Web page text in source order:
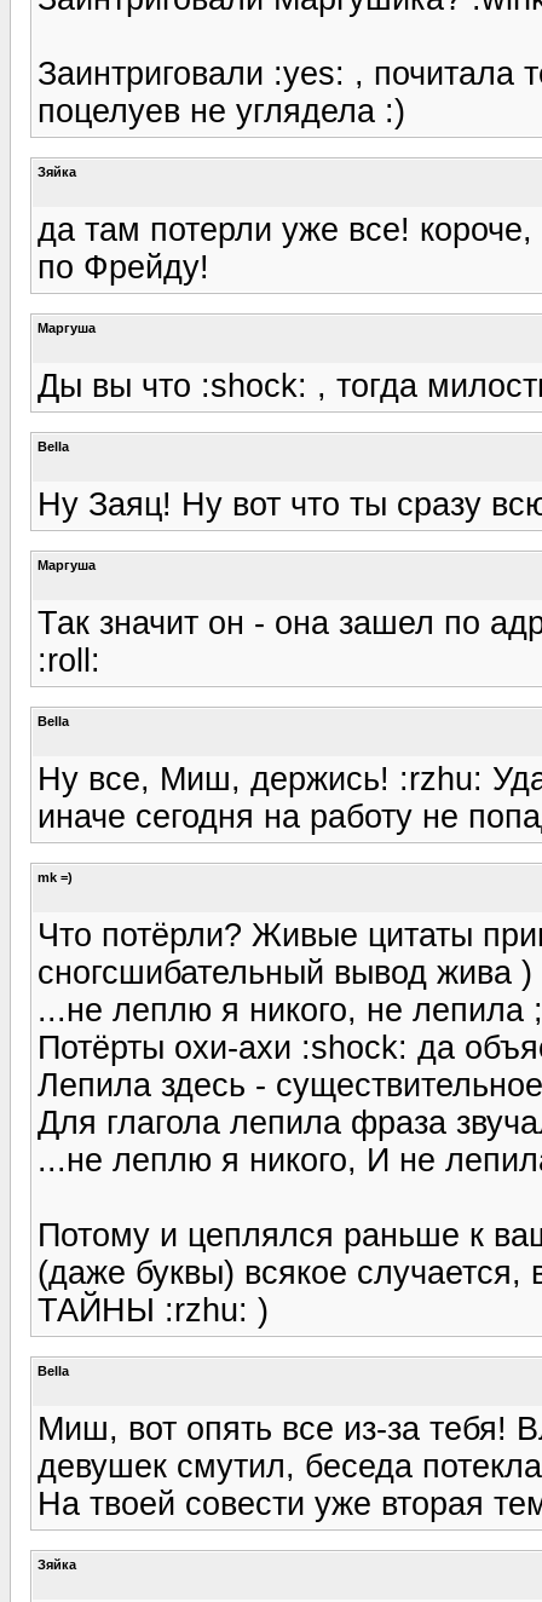
Заинтриговали :yes: , почитала
поцелуев не углядела :)
Зяйка
да там потерли уже все!
по Фрейду!
Маргуша
Ды вы что :shock: , тогда
Bella
Ну Заяц! Ну вот что ты сразу
Маргуша
Так значит он - она зашел по
:roll:
Bella
Ну все, Миш, держись! :rzhu:
иначе сегодня на работу не
mk =)
Что потёрли? Живые цитаты
сногсшибательный вывод жива )
...не леплю я никого, не лепила
Потёрты охи-ахи :shock: да
Лепила здесь -
Для глагола лепила фраза
...не леплю я никого, И не
Потому и цеплялся раньше к
(даже буквы) всякое
ТАЙНЫ :rzhu: )
Bella
Миш, вот опять все из-за тебя!
девушек смутил, беседа
На твоей совести уже вторая
Зяйка